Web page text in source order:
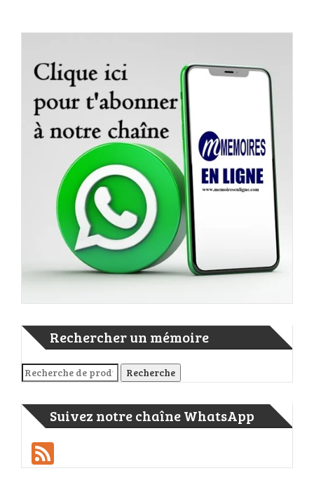
Rechercher un mémoire
Recherche pour : Recherche
Suivez notre chaîne WhatsApp